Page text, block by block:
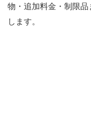
物・追加料金・制限
します。